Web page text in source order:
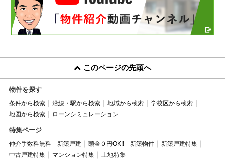
このページの先頭へ
物件を探す
条件から検索 沿線・駅から検索 地域から検索
学校区から検索
地図から検索
ローンシミュレーション
特集ページ
仲介手数料無料 新築戸建 頭金０円OK!! 新築物件
新築戸建特集
中古戸建特集
マンション特集 土地特集